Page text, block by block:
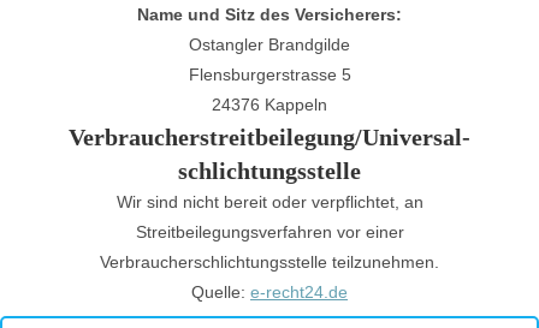
Name und Sitz des Versicherers:
Ostangler Brandgilde
Flensburgerstrasse 5
24376 Kappeln
Verbraucher­streit­beilegung/Universal­
schlichtungs­stelle
Wir sind nicht bereit oder verpflichtet, an
Streitbeilegungsverfahren vor einer
Verbraucherschlichtungsstelle teilzunehmen.
Quelle: e-recht24.de